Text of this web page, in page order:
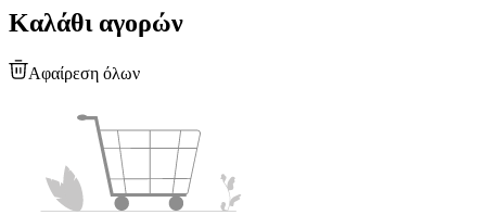
Καλάθι αγορών
Αφαίρεση όλων